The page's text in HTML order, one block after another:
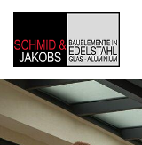
Zum
Inhalt
springen